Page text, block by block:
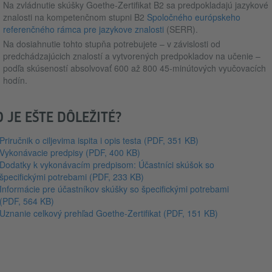
Na zvládnutie skúšky Goethe-Zertifikat B2 sa predpokladajú jazykové
znalosti na kompetenčnom stupni B2 Spoločného európskeho
referenčného rámca pre jazykove znalosti (SERR).
Na dosiahnutie tohto stupňa potrebujete – v závislosti od
predchádzajúcich znalostí a vytvorených predpokladov na učenie –
podľa skúseností absolvovať 600 až 800 45-minútových vyučovacích
hodín.
JE EŠTE DÔLEŽITÉ?
o ciljevima ispita i opis testa (PDF, 351 KB)
predpisy (PDF, 400 KB)
k vykonávacím predpisom: Účastníci skúšok so
potrebami (PDF, 233 KB)
pre účastníkov skúšky so špecifickými potrebami
564 KB)
celkový prehľad Goethe-Zertifikat (PDF, 151 KB)